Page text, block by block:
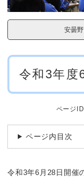
安曇
本
令和3年度
ページ
ページ内目次
令和3年6月28日開催